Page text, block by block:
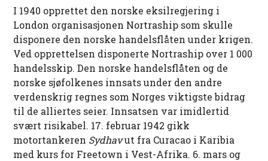
I 1940 opprettet den norske eksilregjering i
London organisasjonen Nortraship som skulle
disponere den norske handelsflåten under krigen.
Ved opprettelsen disponerte Nortraship over 1 000
handelsskip. Den norske handelsflåten og de
norske sjøfolkenes innsats under den andre
verdenskrig regnes som Norges viktigste bidrag
til de alliertes seier. Innsatsen var imidlertid
svært risikabel. 17. februar 1942 gikk
motortankeren Sydhavut fra Curacao i Karibia
med kurs for Freetown i Vest-Afrika. 6. mars og